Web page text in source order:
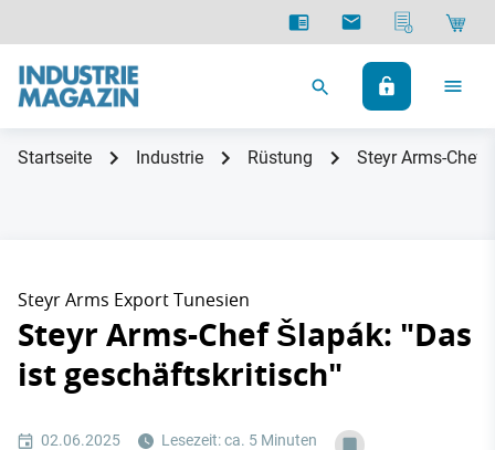
Startseite Industrie Rüstung Steyr Arms-Chef
Steyr Arms Export Tunesien
Steyr Arms-Chef Šlapák: "Das
ist geschäftskritisch"
02.06.2025 Lesezeit: ca. 5 Minuten